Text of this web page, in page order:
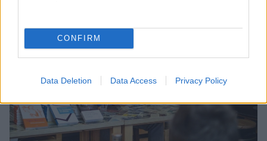
CONFIRM
Data Deletion Data Access Privacy Policy